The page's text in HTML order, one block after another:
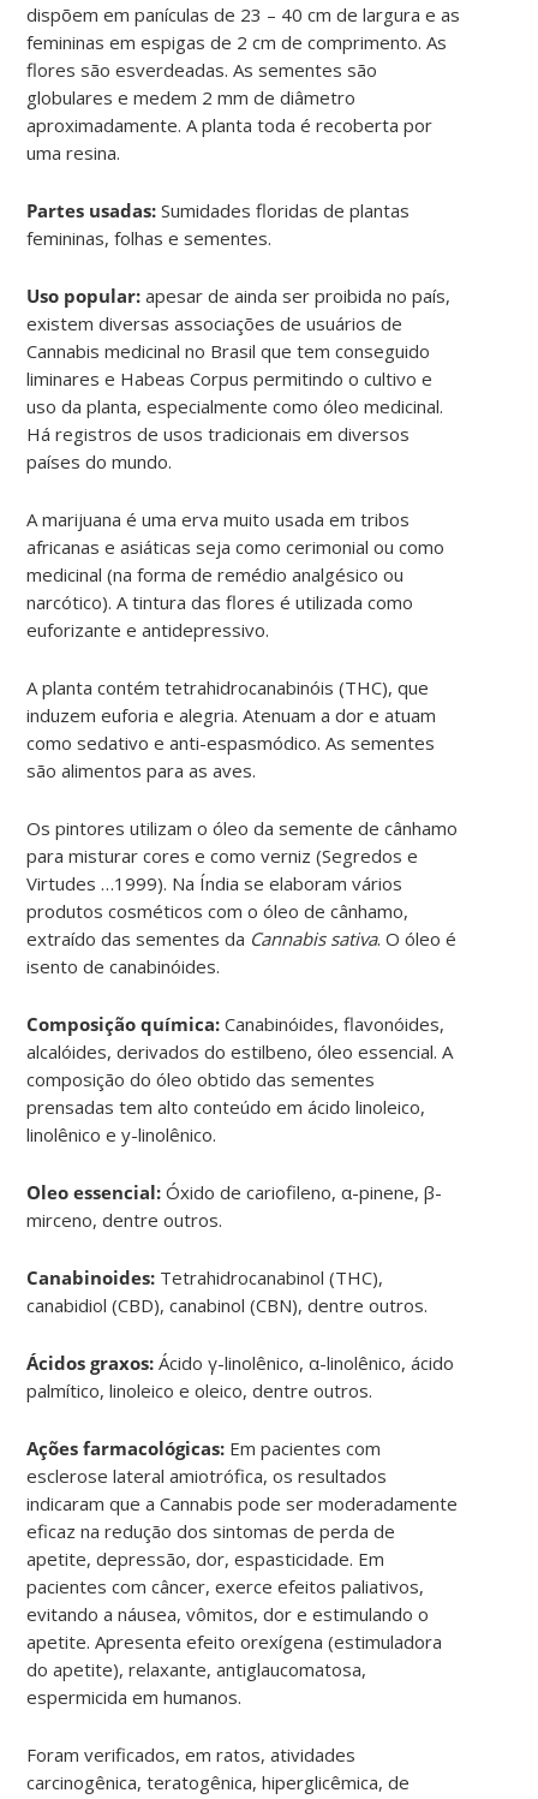
dispõem em panículas de 23 – 40 cm de largura e as
femininas em espigas de 2 cm de comprimento. As
flores são esverdeadas. As sementes são
globulares e medem 2 mm de diâmetro
aproximadamente. A planta toda é recoberta por
uma resina.
Partes usadas: Sumidades floridas de plantas
femininas, folhas e sementes.
Uso popular:apesar de ainda ser proibida no país,
existem diversas associações de usuários de
Cannabis medicinal no Brasil que tem conseguido
liminares e Habeas Corpus permitindo o cultivo e
uso da planta, especialmente como óleo medicinal.
Há registros de usos tradicionais em diversos
países do mundo.
A marijuana é uma erva muito usada em tribos
africanas e asiáticas seja como cerimonial ou como
medicinal (na forma de remédio analgésico ou
narcótico). A tintura das flores é utilizada como
euforizante e antidepressivo.
A planta contém tetrahidrocanabinóis (THC), que
induzem euforia e alegria. Atenuam a dor e atuam
como sedativo e anti-espasmódico. As sementes
são alimentos para as aves.
Os pintores utilizam o óleo da semente de cânhamo
para misturar cores e como verniz (Segredos e
Virtudes …1999). Na Índia se elaboram vários
produtos cosméticos com o óleo de cânhamo,
extraído das sementes da Cannabis sativa. O óleo é
isento de canabinóides.
Composição química:Canabinóides, flavonóides,
alcalóides, derivados do estilbeno, óleo essencial. A
composição do óleo obtido das sementes
prensadas tem alto conteúdo em ácido linoleico,
linolênico e y-linolênico.
Oleo essencial:Óxido de cariofileno, α-pinene, β-
mirceno, dentre outros.
Canabinoides: Tetrahidrocanabinol (THC),
canabidiol (CBD), canabinol (CBN), dentre outros.
Ácidos graxos:Ácido γ-linolênico, α-linolênico, ácido
palmítico, linoleico e oleico, dentre outros.
Ações farmacológicas: Em pacientes com
esclerose lateral amiotrófica, os resultados
indicaram que a Cannabis pode ser moderadamente
eficaz na redução dos sintomas de perda de
apetite, depressão, dor, espasticidade. Em
pacientes com câncer, exerce efeitos paliativos,
evitando a náusea, vômitos, dor e estimulando o
apetite. Apresenta efeito orexígena (estimuladora
do apetite), relaxante, antiglaucomatosa,
espermicida em humanos.
Foram verificados, em ratos, atividades
carcinogênica, teratogênica, hiperglicêmica, de